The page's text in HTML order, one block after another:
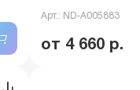
Арт.: ND-A005883
от 4 660 р.